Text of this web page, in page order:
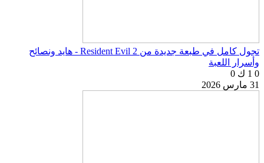
تجول كامل في طبعة جديدة من Resident Evil 2 - هايد ونصائح
وأسرار اللعبة
0 1 ك
0
31 مارس 2026